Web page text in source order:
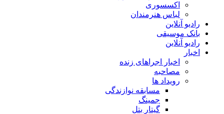
اکسسوری
لباس هنرمندان
رادیو آنلاین
بانک موسیقی
رادیو آنلاین
اخبار
اخبار اجراهای زنده
مصاحبه
رویداد ها
مسابقه نوازندگی
جمینگ
گیتار بتل